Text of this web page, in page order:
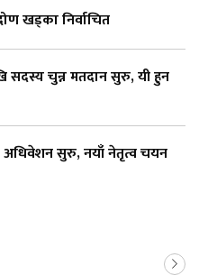
खड्का निर्वाचित
सदस्य चुन्न मतदान सुरु, यी हुन
अधिवेशन सुरु, नयाँ नेतृत्व चयन